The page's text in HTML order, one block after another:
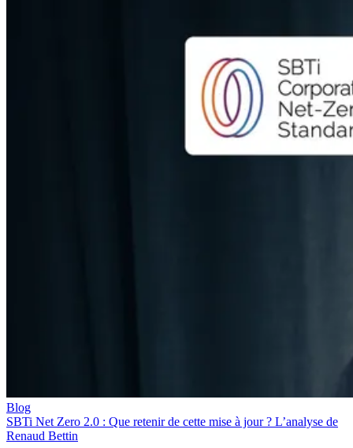
Blog
SBTi Net Zero 2.0 : Que retenir de cette mise à jour ? L’analyse de
Renaud Bettin